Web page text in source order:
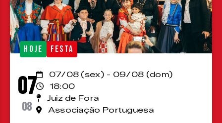
HOJE FESTA
07
08
07/08 (sex) - 09/08 (dom)
18:00
Juiz de Fora
Associação Portuguesa